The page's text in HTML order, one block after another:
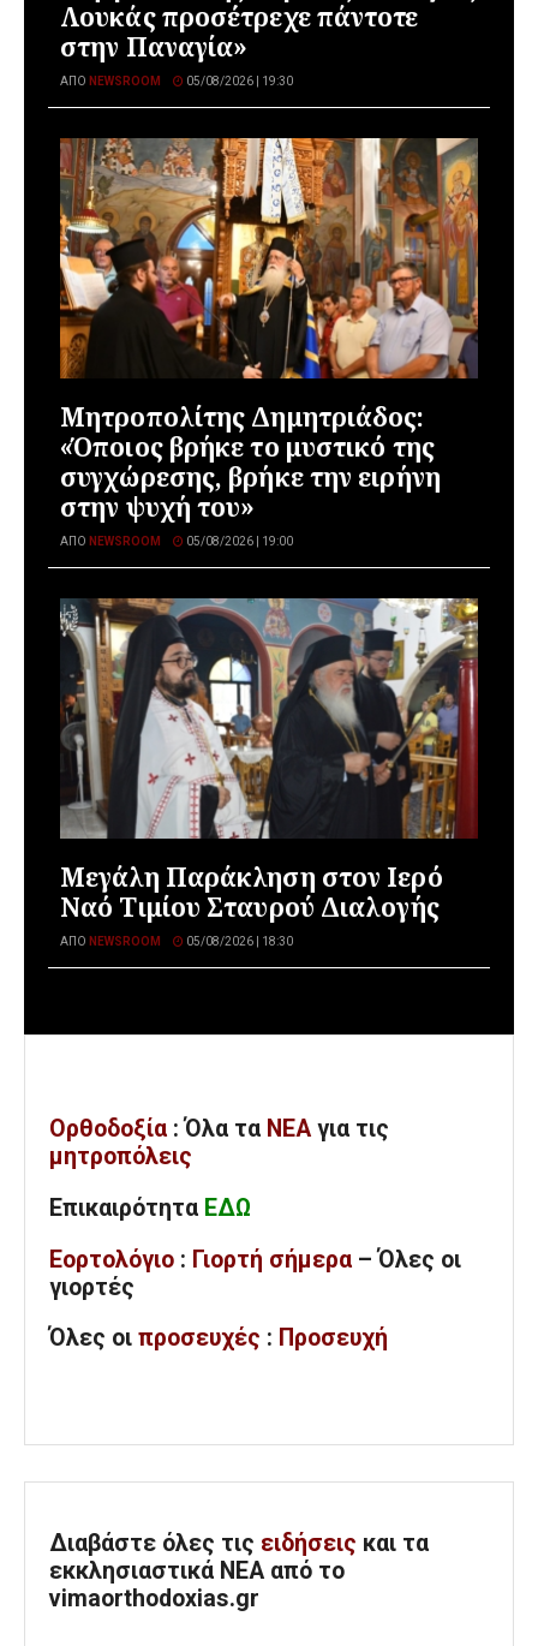
Λουκάς προσέτρεχε πάντοτε
στην Παναγία»
ΑΠΌ NEWSROOM 05/08/2026 | 19:30
Μητροπολίτης Δημητριάδος:
«Όποιος βρήκε το μυστικό της
συγχώρεσης, βρήκε την ειρήνη
στην ψυχή του»
ΑΠΌ NEWSROOM 05/08/2026 | 19:00
Μεγάλη Παράκληση στον Ιερό
Ναό Τιμίου Σταυρού Διαλογής
ΑΠΌ NEWSROOM 05/08/2026 | 18:30
Ορθοδοξία : Όλα τα ΝΕΑ για τις
μητροπόλεις
Επικαιρότητα ΕΔΩ
Εορτολόγιο : Γιορτή σήμερα – Όλες οι
γιορτές
Όλες οι προσευχές : Προσευχή
Διαβάστε όλες τις ειδήσεις και τα
εκκλησιαστικά ΝΕΑ από το
vimaorthodoxias.gr